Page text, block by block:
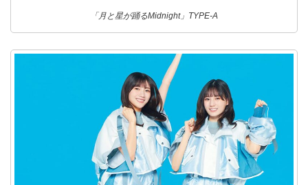
「月と星が踊るMidnight」TYPE-A